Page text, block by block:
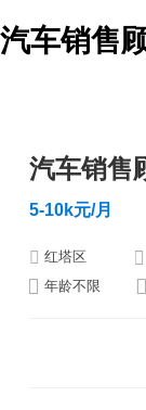
汽车销售
汽车销售
5-10k元/月
红塔区
年龄不限